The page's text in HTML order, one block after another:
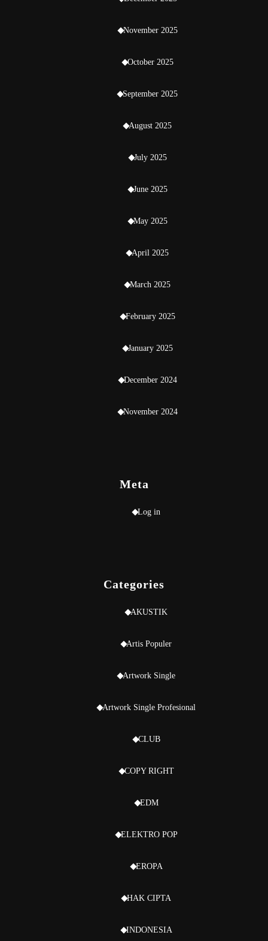
November 2025
October 2025
September 2025
August 2025
July 2025
June 2025
May 2025
April 2025
March 2025
February 2025
January 2025
December 2024
November 2024
Meta
Log in
Categories
AKUSTIK
Artis Populer
Artwork Single
Artwork Single Profesional
CLUB
COPY RIGHT
EDM
ELEKTRO POP
EROPA
HAK CIPTA
INDONESIA